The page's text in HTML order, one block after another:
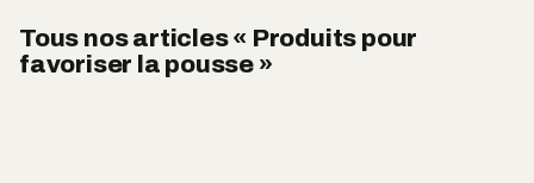
Tous nos articles « Produits pour
favoriser la pousse »